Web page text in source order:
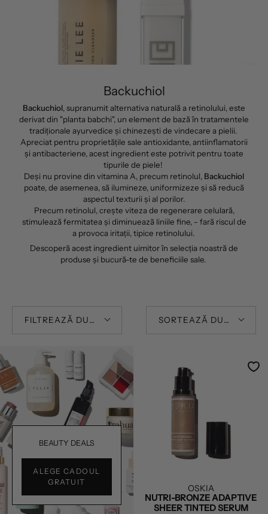
Backuchiol
Backuchiol, supranumit alternativa naturală a retinolului, este
derivat din "planta babchi", un element de bază în tratamentele
tradiționale ayurvedice și chinezești de vindecare a pielii.
Apreciat pentru proprietățile sale antioxidante, antiinflamatorii
și antibacteriene, acest ingredient este potrivit pentru toate
tipurile de piele!
Deși nu provine din vitamina A, precum retinolul, Backuchiol
poate, de asemenea, să ilumineze, uniformizeze și să reducă
aspectul texturii și al porilor.
Precum retinolul, crește viteza de regenerare celulară,
stimulează fermitatea și diminuează liniile fine, - fară riscul de
a provoca iritații, tipice retinolului.
Descoperă acest ingredient uimitor în selecția noastră de
produse și bucură-te de beneficiile sale.
FILTREAZĂ DUPĂ SORTEAZĂ DUPĂ
BEAUTY DEALS
ALEGE CADOUL
GRATUIT
OSKIA
NUTRI-BRONZE ADAPTIVE
SHEER TINTED SERUM